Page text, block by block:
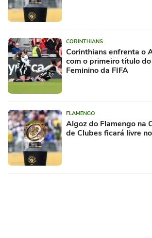
CORINTHIANS
Corinthians enfrenta o
com o primeiro título
Feminino da FIFA
FLAMENGO
Algoz do Flamengo na
de Clubes ficará livre